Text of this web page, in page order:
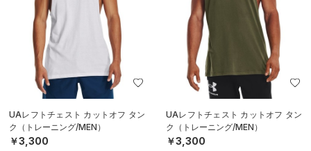
UAレフトチェスト カットオフ タン
ク（トレーニング/MEN）
￥3,300
UAレフトチェスト カットオフ タン
ク（トレーニング/MEN）
￥3,300